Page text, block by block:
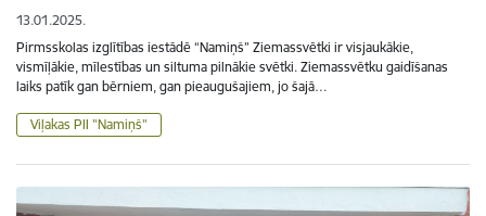
13.01.2025.
Pirmsskolas izglītības iestādē “Namiņš” Ziemassvētki ir visjaukākie,
vismīļākie, mīlestības un siltuma pilnākie svētki. Ziemassvētku gaidīšanas
laiks patīk gan bērniem, gan pieaugušajiem, jo šajā…
Viļakas PII "Namiņš"